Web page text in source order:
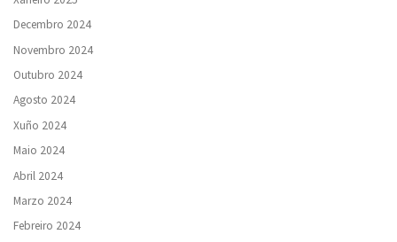
Decembro 2024
Novembro 2024
Outubro 2024
Agosto 2024
Xuño 2024
Maio 2024
Abril 2024
Marzo 2024
Febreiro 2024